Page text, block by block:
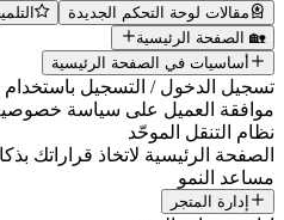
مقالات لوحة التحكم الجديدة
🏡 الصفحة الرئيسية
أساسيات في الصفحة الرئيسية
تسجيل الدخول / التسجيل
موافقة العميل على سياسة
نظام التنقل الموحّد
الصفحة الرئيسية لاتخاذ قراراتك
مساعد النمو
إدارة المتجر